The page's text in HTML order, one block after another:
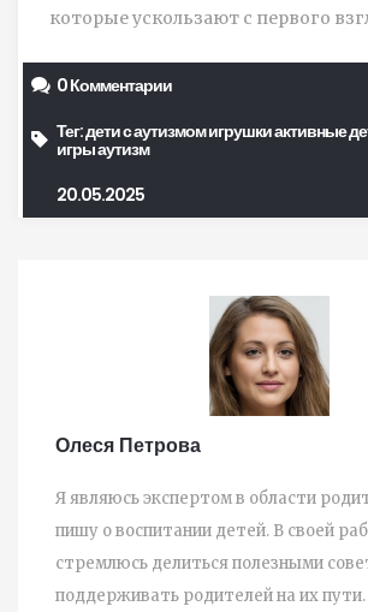
которые ускользают с первого
0 Комментарии
Тег:дети с аутизмомигрушкиактивные
игрыаутизм
20.05.2025
Олеся Петрова
Я являюсь экспертом в области
пишу о воспитании детей. В своей
стремлюсь делиться полезными
поддерживать родителей на их пути.